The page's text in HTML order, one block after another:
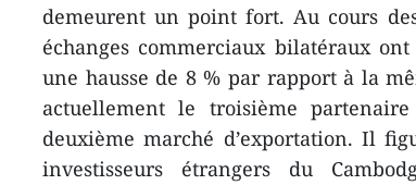
demeurent un point fort. Au cours
échanges commerciaux bilatéraux
une hausse de 8 % par rapport à la
actuellement le troisième
deuxième marché d’exportation. Il
investisseurs étrangers du